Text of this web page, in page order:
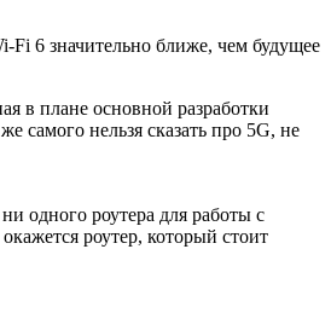
6 значительно ближе, чем будущее
в плане основной разработки
самого нельзя сказать про 5G, не
одного роутера для работы с
роутер, который стоит